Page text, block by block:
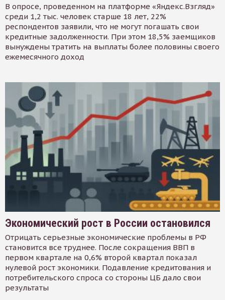
В опросе, проведенном на платформе «Яндекс.Взгляд»
среди 1,2 тыс. человек старше 18 лет, 22%
респондентов заявили, что не могут погашать свои
кредитные задолженности. При этом 18,5% заемщиков
вынуждены тратить на выплаты более половины своего
ежемесячного доход
Экономический рост в России остановился
Отрицать серьезные экономические проблемы в РФ
становится все труднее. После сокращения ВВП в
первом квартале на 0,6% второй квартал показал
нулевой рост экономики. Подавление кредитования и
потребительского спроса со стороны ЦБ дало свои
результаты